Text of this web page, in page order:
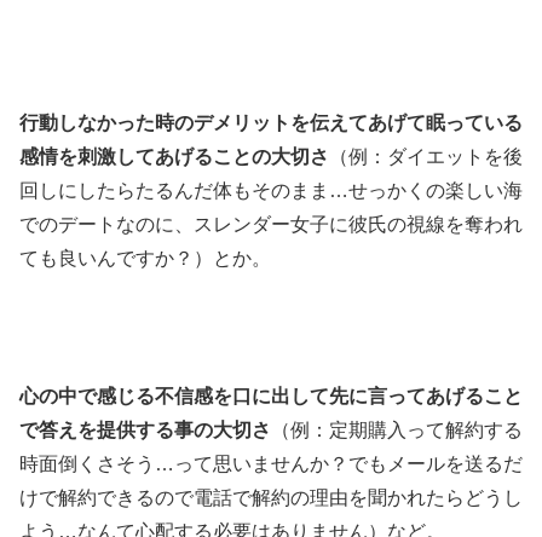
行動しなかった時のデメリットを伝えてあげて眠っている
感情を刺激してあげることの大切さ
（例：ダイエットを後
回しにしたらたるんだ体もそのまま…せっかくの楽しい海
でのデートなのに、スレンダー女子に彼氏の視線を奪われ
ても良いんですか？）とか。
心の中で感じる不信感を口に出して先に言ってあげること
で答えを提供する事の大切さ
（例：定期購入って解約する
時面倒くさそう…って思いませんか？でもメールを送るだ
けで解約できるので電話で解約の理由を聞かれたらどうし
よう…なんて心配する必要はありません）など。